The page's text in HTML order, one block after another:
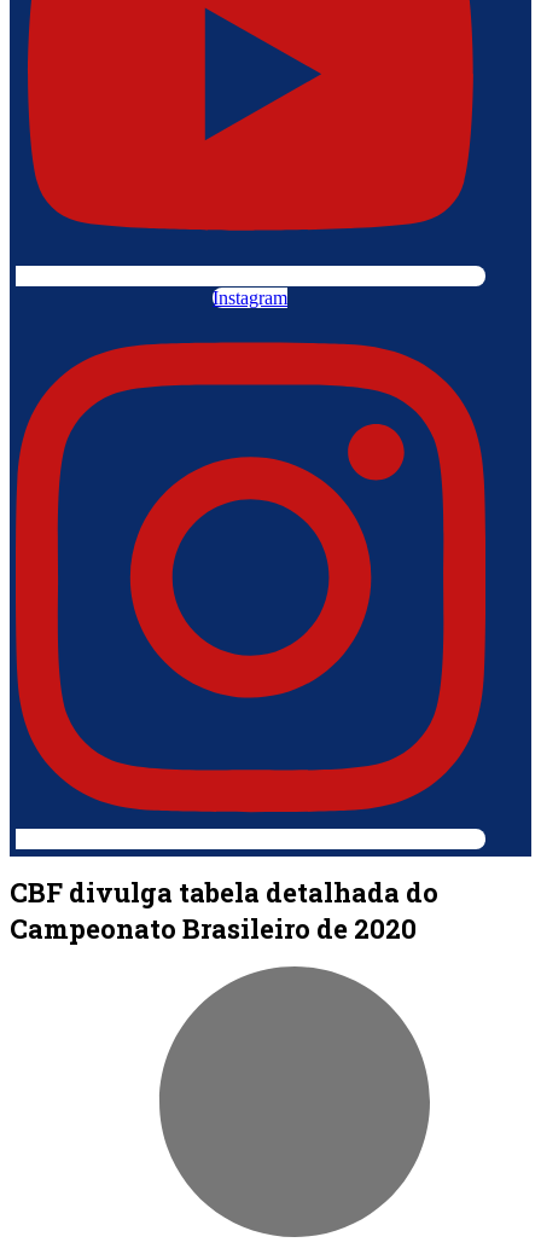
Instagram
CBF divulga tabela detalhada do
Campeonato Brasileiro de 2020